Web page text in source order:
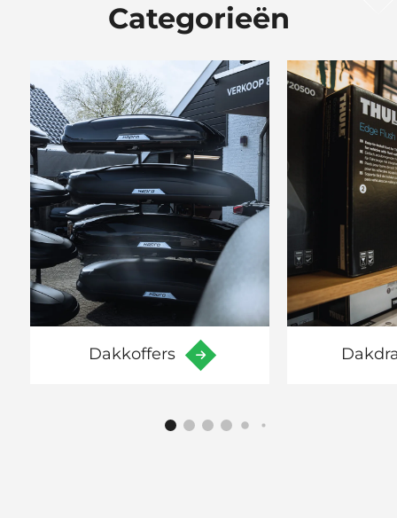
Categorieën
Dakkoffers